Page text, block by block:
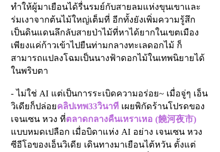
ทำให้ผู้มาเยือนได้รื่นรมย์กับสายลมแห่งขุนเขาและ
ร่มเงาจากต้นไม้ใหญ่เต็มที่ อีกทั้งยังเพิ่มความรู้สึก
เป็นดินแดนลึกลับสายป่าไม้ที่หาได้ยากในเขตเมือง
เพียงแค่ก้าวเข้าไปยืนท่ามกลางทะเลดอกไม้ ก็
สามารถแปลงโฉมเป็นนางฟ้าดอกไม้ในเทพนิยายได้
ในพริบตา
-ไม่ใช่AI แต่เป็นการระเบิดความอร่อย~ เมื่อจู่ๆ เอ็น
วิเดียก็ปล่อยคลิปเทพ33วินาที เผยพิกัดร้านโปรดของ
เจนเซน หวง ที่ตลาดกลางคืนเหราเหอ (饒河夜市)
แบบหมดเปลือก เมื่อบิดาแห่งAI อย่าง เจนเซน หวง
ซีอีโอของเอ็นวิเดีย เดินทางมาเยือนไต้หวัน ตั้งแต่